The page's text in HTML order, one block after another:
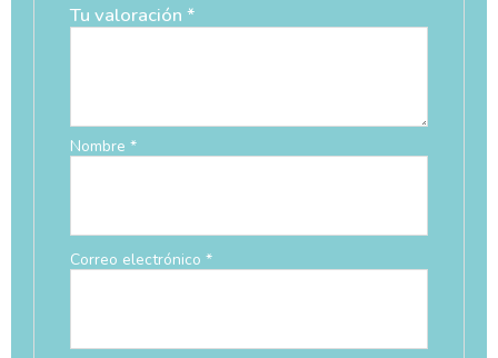
Tu valoración *
Nombre *
Correo electrónico *